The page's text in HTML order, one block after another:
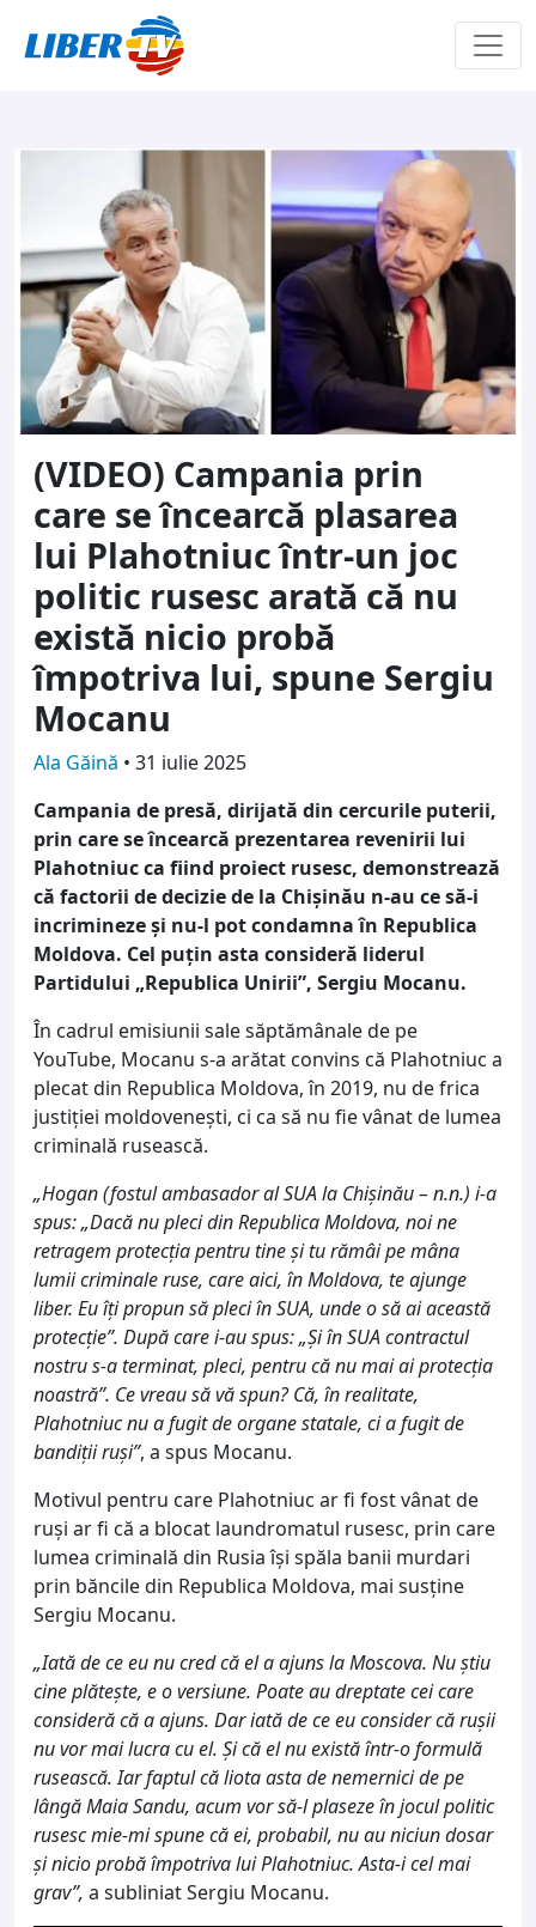
(VIDEO) Campania prin
care se încearcă plasarea
lui Plahotniuc într-un joc
politic rusesc arată că nu
există nicio probă
împotriva lui, spune Sergiu
Mocanu
Ala Găină • 31 iulie 2025
Campania de presă, dirijată din cercurile puterii,
prin care se încearcă prezentarea revenirii lui
Plahotniuc ca fiind proiect rusesc, demonstrează
că factorii de decizie de la Chișinău n-au ce să-i
incrimineze și nu-l pot condamna în Republica
Moldova. Cel puțin asta consideră liderul
Partidului „Republica Unirii”, Sergiu Mocanu.
În cadrul emisiunii sale săptămânale de pe
YouTube, Mocanu s-a arătat convins că Plahotniuc a
plecat din Republica Moldova, în 2019, nu de frica
justiției moldovenești, ci ca să nu fie vânat de lumea
criminală rusească.
„Hogan (fostul ambasador al SUA la Chișinău – n.n.) i-a
spus: „Dacă nu pleci din Republica Moldova, noi ne
retragem protecția pentru tine și tu rămâi pe mâna
lumii criminale ruse, care aici, în Moldova, te ajunge
liber. Eu îți propun să pleci în SUA, unde o să ai această
protecție”. După care i-au spus: „Și în SUA contractul
nostru s-a terminat, pleci, pentru că nu mai ai protecția
noastră”. Ce vreau să vă spun? Că, în realitate,
Plahotniuc nu a fugit de organe statale, ci a fugit de
bandiții ruși”, a spus Mocanu.
Motivul pentru care Plahotniuc ar fi fost vânat de
ruși ar fi că a blocat laundromatul rusesc, prin care
lumea criminală din Rusia își spăla banii murdari
prin băncile din Republica Moldova, mai susține
Sergiu Mocanu.
„Iată de ce eu nu cred că el a ajuns la Moscova. Nu știu
cine plătește, e o versiune. Poate au dreptate cei care
consideră că a ajuns. Dar iată de ce eu consider că rușii
nu vor mai lucra cu el. Și că el nu există într-o formulă
rusească. Iar faptul că liota asta de nemernici de pe
lângă Maia Sandu, acum vor să-l plaseze în jocul politic
rusesc mie-mi spune că ei, probabil, nu au niciun dosar
și nicio probă împotriva lui Plahotniuc. Asta-i cel mai
grav”, a subliniat Sergiu Mocanu.